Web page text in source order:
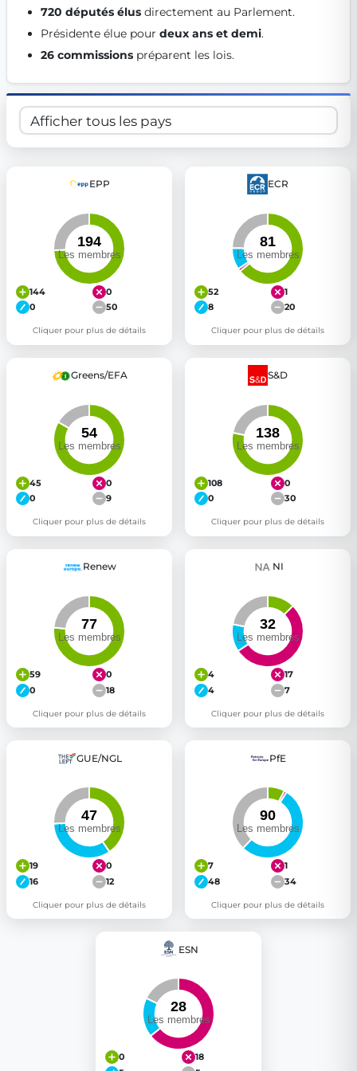
Get Involved
Become a member:
Join us to advance digital
Volunteer:Contribute your skills in technology, design,
Help us strengthen accountability
720 députés élus directement au Parlement.
Présidente élue pour deux ans et demi.
26 commissions préparent les lois.
EPP
144
0
0
50
Cliquer pour plus de détails
ECR
52
1
8
20
Cliquer pour plus de détails
Greens/EFA
45
0
0
9
Cliquer pour plus de détails
S&D
108
0
0
30
Cliquer pour plus de détails
Renew
59
0
0
18
Cliquer pour plus de détails
NI
4
17
4
7
Cliquer pour plus de détails
GUE/NGL
19
0
16
12
Cliquer pour plus de détails
PfE
7
1
48
34
Cliquer pour plus de détails
ESN
0
18